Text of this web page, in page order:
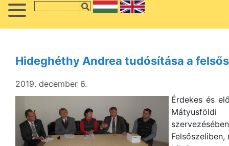
Hideghéthy Andrea tudósítása a
2019. december 6.
Érdekes és